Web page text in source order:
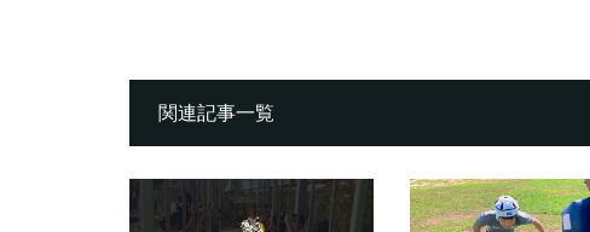
関連記事一覧